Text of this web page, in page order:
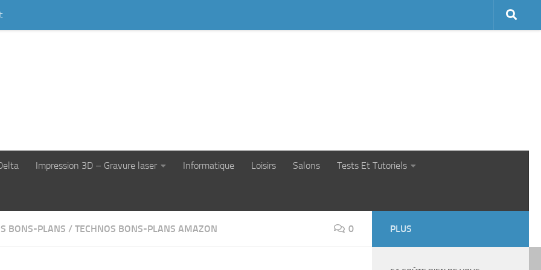
Impression 3D – Gravure laser Informatique Loisirs Salons Tests Et Tutoriels
BONS-PLANS / TECHNOS BONS-PLANS AMAZON 0 PLUS